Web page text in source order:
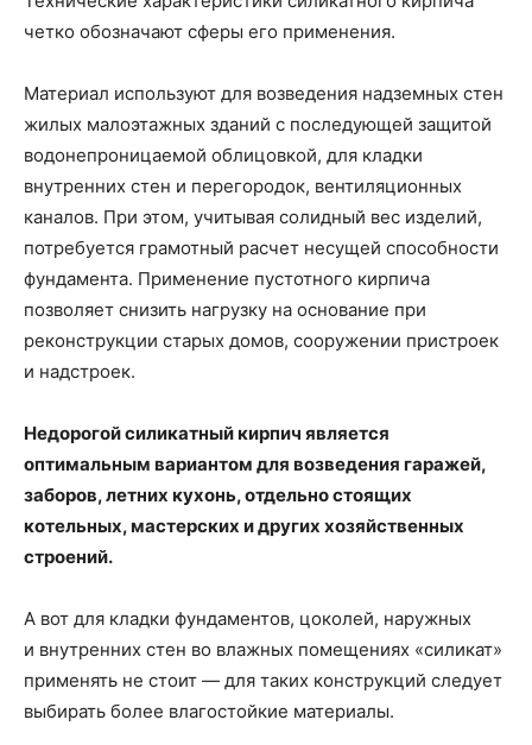
четко обозначают сферы его применения.
Материал используют для возведения надземных стен
жилых малоэтажных зданий с последующей защитой
водонепроницаемой облицовкой, для кладки
внутренних стен и перегородок, вентиляционных
каналов. При этом, учитывая солидный вес изделий,
потребуется грамотный расчет несущей способности
фундамента. Применение пустотного кирпича
позволяет снизить нагрузку на основание при
реконструкции старых домов, сооружении пристроек
и надстроек.
Недорогой силикатный кирпич является
оптимальным вариантом для возведения гаражей,
заборов, летних кухонь, отдельно стоящих
котельных, мастерских и других хозяйственных
строений.
А вот для кладки фундаментов, цоколей, наружных
и внутренних стен во влажных помещениях «силикат»
применять не стоит — для таких конструкций следует
выбирать более влагостойкие материалы.